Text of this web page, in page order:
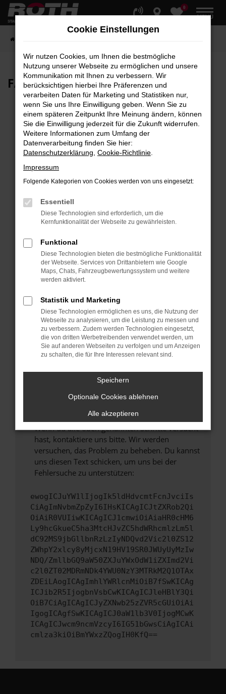
Zum
Hauptinhalt
0
MENÜ
FAHRZEUG-SHOWROOM
Fehler: Network Error
Beim Laden ist ein Fehler aufgetreten.
Hier sind ein paar Tipps, die dir helfen können:
Überprüfe deine Firewall und deine
Laden andere Webseiten, zum Beispiel deine
Suchmaschine?
Prüfe deine Browsererweiterungen.
Manche Erweiterungen, wie Werbeblocker,
können das Laden bestimmter Seiten
verhindern. Funktioniert die Seite in einem
anderen Browser oder in einem privaten
Fenster?
Starte dein Gerät neu.
Das kann manchmal helfen, vorübergehende
Probleme zu beheben.
Stelle sicher, dass dein Browser und dein
Betriebssystem auf dem neuesten Stand
sind.
Sicherheitsrisiko, sondern kann auch dazu
unterstützt werden.
Wende dich an den Webseitenbetreiber.
Wenn du alle oben genannten Schritte versucht
hast, kontaktiere uns bitte. Wir werden
versuchen, das Problem zu beheben. Du kannst
uns diesen Text schicken, um uns bei der
Fehlersuche zu unterstützen:
ewogICJuYW1lIjogIk5ldHdvcmtFcnJvciIs
CiAgImNvbmZpZyI6IHsKICAgICJtZXRob2Qi
OiAiR0VUIiwKICAgICJ1cmwiOiAiaHR0cHM6
Ly9hcGkueC5ha3MtcHJvZC5hdWRhcmlzLm5l
dC92MS9jbGllbnRzLzIyNDQvd2Vic2l0ZS12
ZWhpY2xlcy8yMjcxN19HV19SR0JWUyUyMzIw
NDQ/ZmllbGQ9aW50ZXJuYWxOdW1iZXImd2Vi
c2l0ZT02MDRmNDk4YWU0NzY3MTRkM2Q1OTAx
ZDEiLAogICAgImhlYWRlcnMiOiB7fSwKICAg
ICJib2R5IjogbnVsbCwKICAgICJleHBlY3Qi
OiB7CiAgICAgICJyZXNwb25zZVR5cGUiOiAi
IgogICAgfSwKICAgICJ0aW1lb3V0IjogMCwK
ICAgICJwcm9ncmVzcyI6IG51bGwsCiAgICAi
cmlza3kiOiBmYWxzZQogIH0KfQ==
Cookie Einstellungen
Wir nutzen Cookies, um Ihnen die bestmögliche
Nutzung unserer Webseite zu ermöglichen und unsere
Kommunikation mit Ihnen zu verbessern. Wir
berücksichtigen hierbei Ihre Präferenzen und
verarbeiten Daten für Marketing und Statistiken nur,
wenn Sie uns Ihre Einwilligung geben. Wenn Sie zu
einem späteren Zeitpunkt Ihre Meinung ändern, können
Sie die Einwilligung jederzeit für die Zukunft widerrufen.
Weitere Informationen zum Umfang der
Datenverarbeitung finden Sie hier:
Datenschutzerklärung Cookie-Richtlinie
Impressum
Folgende Kategorien von Cookies werden von uns eingesetzt:
Essentiell
Diese Technologien sind erforderlich, um die
Kernfunktionalität der Webseite zu gewährleisten.
Funktional
Diese Technologien bieten die bestmögliche Funktionalität
der Webseite. Services von Drittanbietern wie Google
Maps, Chats, Fahrzeugbewertungssystem und weitere
werden aktiviert.
Statistik und Marketing
Diese Technologien ermöglichen es uns, die Nutzung der
Webseite zu analysieren, um die Leistung zu messen und
zu verbessern. Zudem werden Technologien eingesetzt,
die von dritten Werbetreibenden verwendet werden, um
Sie auf anderen Webseiten zu verfolgen und um Anzeigen
zu schalten, die für Ihre Interessen relevant sind.
Speichern
Optionale Cookies ablehnen
Alle akzeptieren